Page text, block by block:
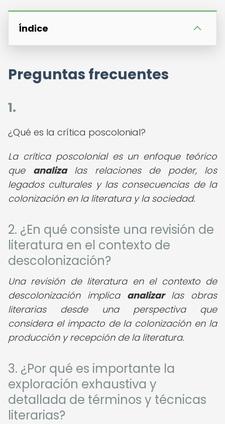
Índice
Preguntas frecuentes
1.
¿Qué es la crítica poscolonial?
La crítica poscolonial es un enfoque teórico
que analizalas relaciones de poder, los
legados culturales y las consecuencias de la
colonización en la literatura y la sociedad.
2. ¿En qué consiste una revisión de
literatura en el contexto de
descolonización?
Una revisión de literatura en el contexto de
descolonización implica analizarlas obras
literarias desde una perspectiva que
considera el impacto de la colonización en la
producción y recepción de la literatura.
3. ¿Por qué es importante la
exploración exhaustiva y
detallada de términos y técnicas
literarias?